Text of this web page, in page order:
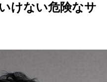
けない危険なサ